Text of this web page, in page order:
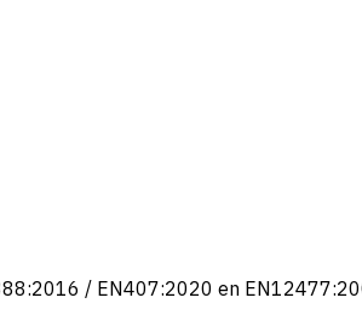
/ EN407:2020 en